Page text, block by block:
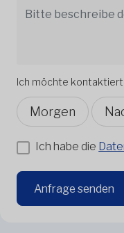
Ich möchte
Morgen
Ich habe die
Anfrage senden